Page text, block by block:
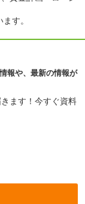
す。
報や、最新の情報が
ます！今すぐ資料